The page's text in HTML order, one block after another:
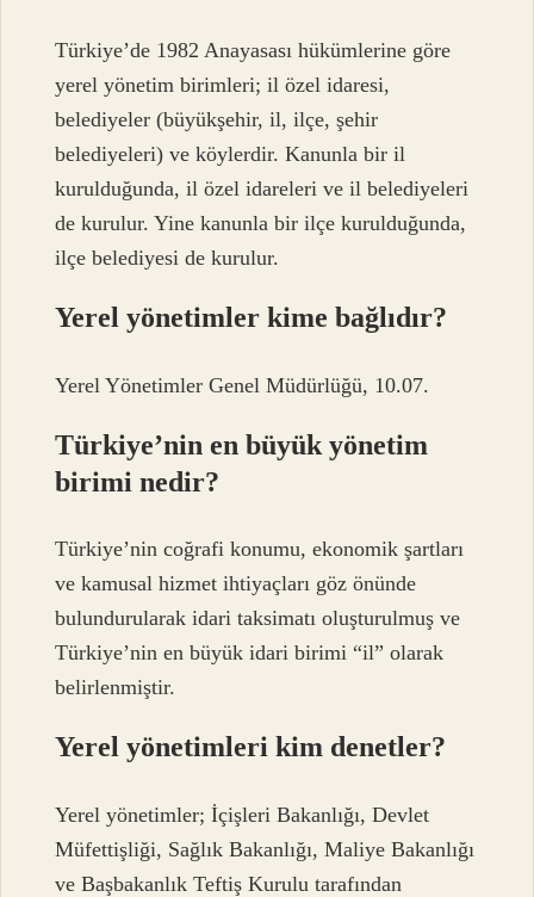
Türkiye’de 1982 Anayasası hükümlerine göre
yerel yönetim birimleri; il özel idaresi,
belediyeler (büyükşehir, il, ilçe, şehir
belediyeleri) ve köylerdir. Kanunla bir il
kurulduğunda, il özel idareleri ve il belediyeleri
de kurulur. Yine kanunla bir ilçe kurulduğunda,
ilçe belediyesi de kurulur.
Yerel yönetimler kime bağlıdır?
Yerel Yönetimler Genel Müdürlüğü, 10.07.
Türkiye’nin en büyük yönetim
birimi nedir?
Türkiye’nin coğrafi konumu, ekonomik şartları
ve kamusal hizmet ihtiyaçları göz önünde
bulundurularak idari taksimatı oluşturulmuş ve
Türkiye’nin en büyük idari birimi “il” olarak
belirlenmiştir.
Yerel yönetimleri kim denetler?
Yerel yönetimler; İçişleri Bakanlığı, Devlet
Müfettişliği, Sağlık Bakanlığı, Maliye Bakanlığı
ve Başbakanlık Teftiş Kurulu tarafından